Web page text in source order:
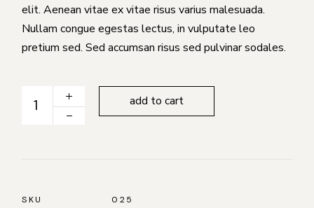
elit. Aenean vitae ex vitae risus varius malesuada.
Nullam congue egestas lectus, in vulputate leo
pretium sed. Sed accumsan risus sed pulvinar sodales.
Square Tiles quantity
add to cart
SKU
025